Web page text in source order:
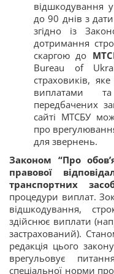
відшкодування
до 90 днів з
згідно із
дотримання
скаргою до
Bureau of
страховиків,
виплатами
передбачених
сайті МТСБУ
про
для звернень.
Законом “Про
правової
транспортних
процедури виплат.
відшкодування,
здійснює виплати
застрахований).
редакція цього
врегульовує
спеціальної норми